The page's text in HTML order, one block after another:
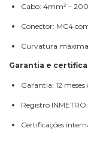
Cabo: 4mm² –
Conector: MC4
Curvatura
Garantia e
Garantia: 12
Registro
Certificações